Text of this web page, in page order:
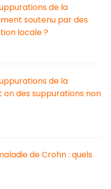
de la
soutenu par des
locale ?
de la
on des suppurations non
de Crohn : quels